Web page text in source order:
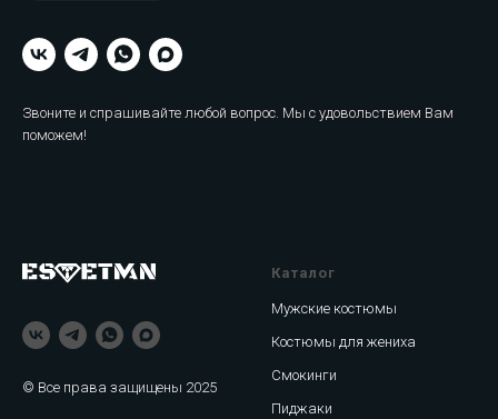
Звоните и спрашивайте любой вопрос. Мы с удовольствием Вам
поможем!
© Все права защищены 2025
Каталог
Мужские костюмы
Костюмы для жениха
Смокинги
Пиджаки